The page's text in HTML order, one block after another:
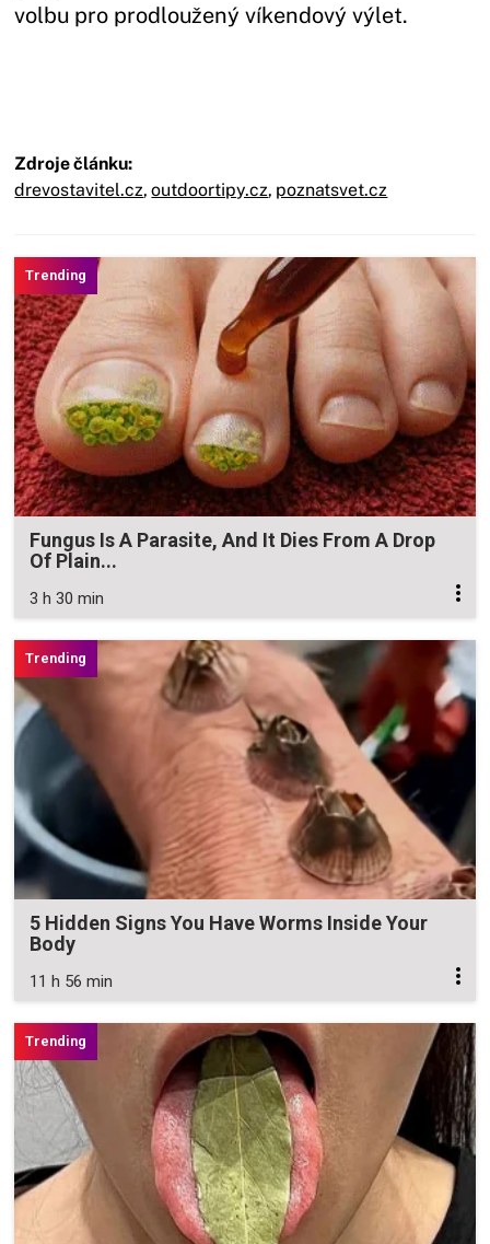
volbu pro prodloužený víkendový výlet.
Zdroje článku:
drevostavitel.cz, outdoortipy.cz, poznatsvet.cz
Fungus Is A Parasite, And It Dies From A Drop
Of Plain...
3 h 30 min
5 Hidden Signs You Have Worms Inside Your
Body
11 h 56 min